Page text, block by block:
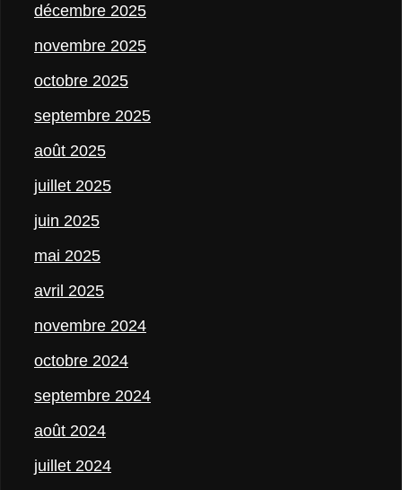
décembre 2025
novembre 2025
octobre 2025
septembre 2025
août 2025
juillet 2025
juin 2025
mai 2025
avril 2025
novembre 2024
octobre 2024
septembre 2024
août 2024
juillet 2024